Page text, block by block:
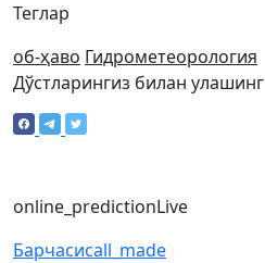
Теглар
об-ҳаво Гидрометеорология
Дўстларингиз билан улашинг
online_predictionLive
Барчасиcall_made